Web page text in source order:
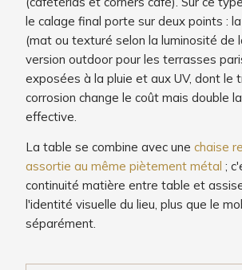
le calage final porte sur deux points :
(mat ou texturé selon la luminosité de
version outdoor pour les terrasses
exposées à la pluie et aux UV, dont le
corrosion change le coût mais double
effective.
La table se combine avec une chaise
assortie au même piètement métal ;
continuité matière entre table et
l'identité visuelle du lieu, plus que le
séparément.